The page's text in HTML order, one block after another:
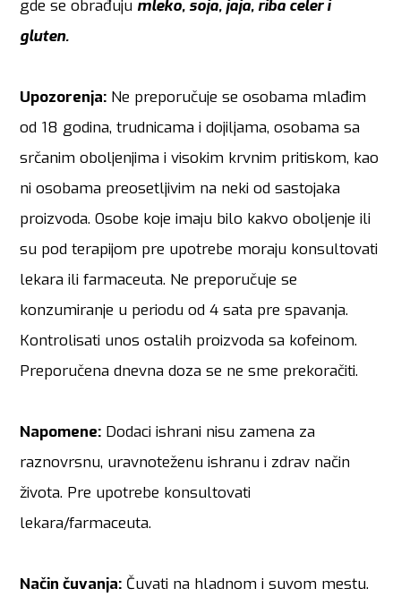
gde se obrađuju mleko, soja, jaja, riba celer i
gluten.
Upozorenja: Ne preporučuje se osobama mlađim
od 18 godina, trudnicama i dojiljama, osobama sa
srčanim oboljenjima i visokim krvnim pritiskom, kao
ni osobama preosetljivim na neki od sastojaka
proizvoda. Osobe koje imaju bilo kakvo oboljenje ili
su pod terapijom pre upotrebe moraju konsultovati
lekara ili farmaceuta. Ne preporučuje se
konzumiranje u periodu od 4 sata pre spavanja.
Kontrolisati unos ostalih proizvoda sa kofeinom.
Preporučena dnevna doza se ne sme prekoračiti.
Napomene: Dodaci ishrani nisu zamena za
raznovrsnu, uravnoteženu ishranu i zdrav način
života. Pre upotrebe konsultovati
lekara/farmaceuta.
Način čuvanja: Čuvati na hladnom i suvom mestu.